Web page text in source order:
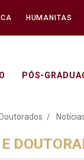
HUMANITAS
PÓS-
e